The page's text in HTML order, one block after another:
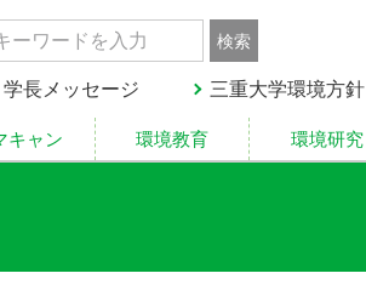
学長メッセージ 三重大学環境方針